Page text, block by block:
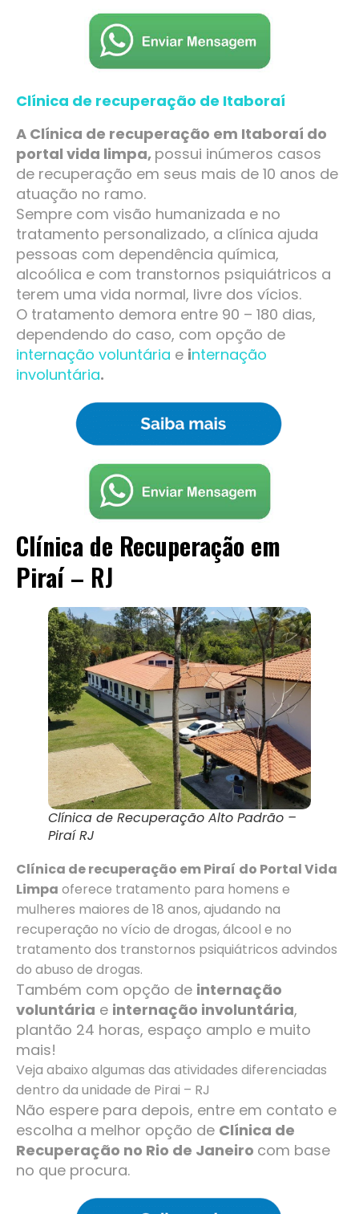
Clínica de recuperação de Itaboraí
A Clínica de recuperação em Itaboraí do
portal vida limpa, possui inúmeros casos
de recuperação em seus mais de 10 anos de
atuação no ramo.
Sempre com visão humanizada e no
tratamento personalizado, a clínica ajuda
pessoas com dependência química,
alcoólica e com transtornos psiquiátricos a
terem uma vida normal, livre dos vícios.
O tratamento demora entre 90 – 180 dias,
dependendo do caso, com opção de
internação voluntária e internação
involuntária.
Clínica de Recuperação em
Piraí– RJ
Clínica de Recuperação Alto Padrão –
Piraí RJ
Clínica de recuperação em Piraí do Portal Vida
Limpa oferece tratamento para homens e
mulheres maiores de 18 anos, ajudando na
recuperação no vício de drogas, álcool e no
tratamento dos transtornos psiquiátricos advindos
do abuso de drogas.
Também com opção de internação
voluntária e internação involuntária,
plantão 24 horas, espaço amplo e muito
mais!
Veja abaixo algumas das atividades diferenciadas
dentro da unidade de Pirai – RJ
Não espere para depois, entre em contato e
escolha a melhor opção de Clínica de
Recuperação no Rio de Janeiro com base
no que procura.